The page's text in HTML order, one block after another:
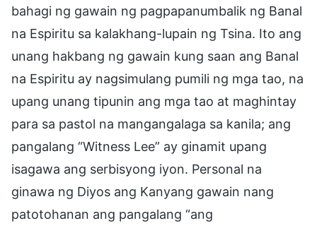
bahagi ng gawain ng pagpapanumbalik ng Banal
na Espiritu sa kalakhang-lupain ng Tsina. Ito ang
unang hakbang ng gawain kung saan ang Banal
na Espiritu ay nagsimulang pumili ng mga tao, na
upang unang tipunin ang mga tao at maghintay
para sa pastol na mangangalaga sa kanila; ang
pangalang “Witness Lee” ay ginamit upang
isagawa ang serbisyong iyon. Personal na
ginawa ng Diyos ang Kanyang gawain nang
patotohanan ang pangalang “ang